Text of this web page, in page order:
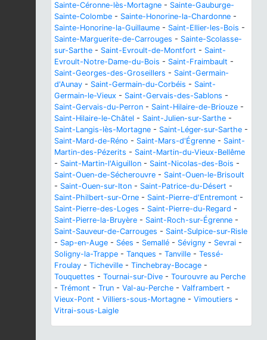
Sainte-Céronne-lès-Mortagne - Sainte-Gauburge-
Sainte-Colombe - Sainte-Honorine-la-Chardonne -
Sainte-Honorine-la-Guillaume - Saint-Ellier-les-Bois -
Sainte-Marguerite-de-Carrouges - Sainte-Scolasse-
sur-Sarthe - Saint-Evroult-de-Montfort - Saint-
Evroult-Notre-Dame-du-Bois - Saint-Fraimbault -
Saint-Georges-des-Groseillers - Saint-Germain-
d'Aunay - Saint-Germain-du-Corbéis - Saint-
Germain-le-Vieux - Saint-Gervais-des-Sablons -
Saint-Gervais-du-Perron - Saint-Hilaire-de-Briouze -
Saint-Hilaire-le-Châtel - Saint-Julien-sur-Sarthe -
Saint-Langis-lès-Mortagne - Saint-Léger-sur-Sarthe -
Saint-Mard-de-Réno - Saint-Mars-d'Égrenne - Saint-
Martin-des-Pézerits - Saint-Martin-du-Vieux-Bellême
- Saint-Martin-l'Aiguillon - Saint-Nicolas-des-Bois -
Saint-Ouen-de-Sécherouvre - Saint-Ouen-le-Brisoult
- Saint-Ouen-sur-Iton - Saint-Patrice-du-Désert -
Saint-Philbert-sur-Orne - Saint-Pierre-d'Entremont -
Saint-Pierre-des-Loges - Saint-Pierre-du-Regard -
Saint-Pierre-la-Bruyère - Saint-Roch-sur-Égrenne -
Saint-Sauveur-de-Carrouges - Saint-Sulpice-sur-Risle
- Sap-en-Auge - Sées - Semallé - Sévigny - Sevrai -
Soligny-la-Trappe - Tanques - Tanville - Tessé-
Froulay - Ticheville - Tinchebray-Bocage -
Touquettes - Tournai-sur-Dive - Tourouvre au Perche
- Trémont - Trun - Val-au-Perche - Valframbert -
Vieux-Pont - Villiers-sous-Mortagne - Vimoutiers -
Vitrai-sous-Laigle